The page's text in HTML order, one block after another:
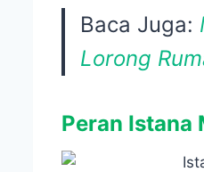
Baca Juga:
Lorong
Peran Istana